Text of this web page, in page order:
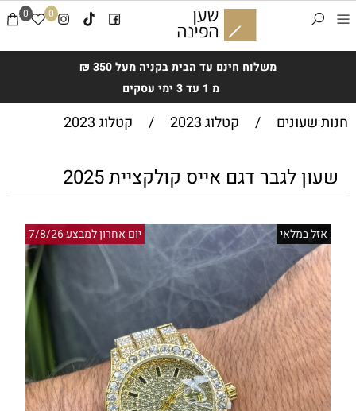
משלוח חינם עד הבית בקניה מעל 350 ₪
מ 1 עד 3 ימי עסקים
0 0
חנות שעונים / קטלוג 2023 / קטלוג 2023
שעון לגבר דגם אייס קולקציית 2025
יום אחרון למבצע 7/8/26 אזל במלאי